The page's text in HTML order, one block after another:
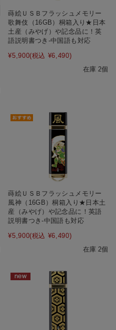
蒔絵ＵＳＢフラッシュメモリー
歌舞伎（16GB）桐箱入り★日本
土産（みやげ）や記念品に！英
語説明書つき-中国語も対応
¥5,900(税込 ¥6,490)
在庫 2個
蒔絵ＵＳＢフラッシュメモリー
風神（16GB）桐箱入り★日本土
産（みやげ）や記念品に！英語
説明書つき-中国語も対応
¥5,900(税込 ¥6,490)
在庫 2個